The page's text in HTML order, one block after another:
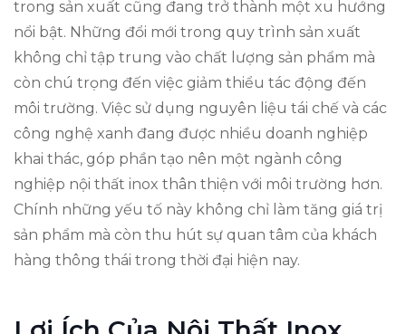
trong sản xuất cũng đang trở thành một xu hướng
nổi bật. Những đổi mới trong quy trình sản xuất
không chỉ tập trung vào chất lượng sản phẩm mà
còn chú trọng đến việc giảm thiểu tác động đến
môi trường. Việc sử dụng nguyên liệu tái chế và các
công nghệ xanh đang được nhiều doanh nghiệp
khai thác, góp phần tạo nên một ngành công
nghiệp nội thất inox thân thiện với môi trường hơn.
Chính những yếu tố này không chỉ làm tăng giá trị
sản phẩm mà còn thu hút sự quan tâm của khách
hàng thông thái trong thời đại hiện nay.